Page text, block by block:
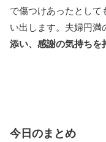
で傷つけあったとして
い出します。夫婦円満
添い、感謝の気持ちを
今日のまとめ